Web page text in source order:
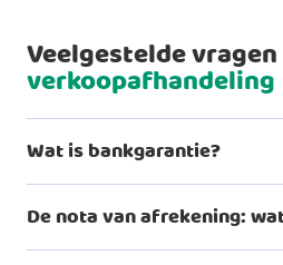
Veelgestelde
verkoopafhandeling
Wat is bankgarantie?
De nota van afrekening: